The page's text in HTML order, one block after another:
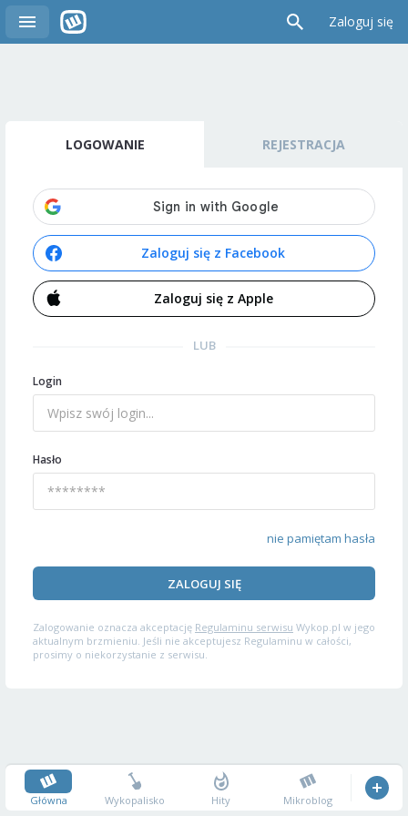
Zaloguj się
LOGOWANIE REJESTRACJA
Zaloguj się z Facebook
Zaloguj się z Apple
LUB
Login
Hasło
nie pamiętam hasła
ZALOGUJ SIĘ
Zalogowanie oznacza akceptację Regulaminu serwisu Wykop.pl w jego
aktualnym brzmieniu. Jeśli nie akceptujesz Regulaminu w całości,
prosimy o niekorzystanie z serwisu.
Główna Wykopalisko Hity Mikroblog